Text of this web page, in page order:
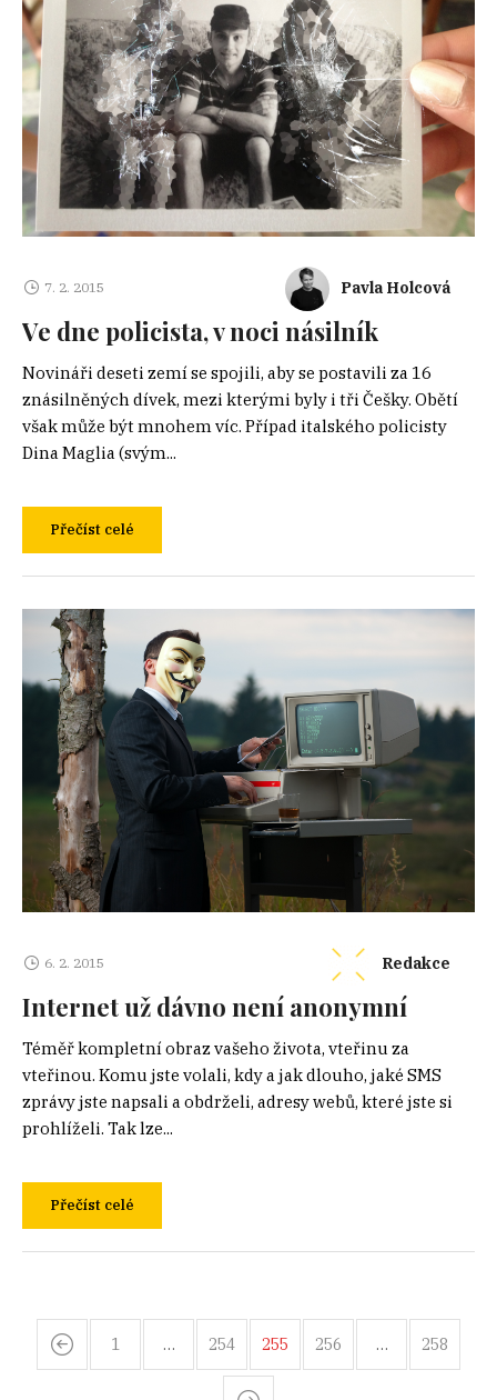
7. 2. 2015 Pavla Holcová
Ve dne policista, v noci násilník
Novináři deseti zemí se spojili, aby se postavili za 16
znásilněných dívek, mezi kterými byly i tři Češky. Obětí
však může být mnohem víc. Případ italského policisty
Dina Maglia (svým...
Přečíst celé
6. 2. 2015 Redakce
Internet už dávno není anonymní
Téměř kompletní obraz vašeho života, vteřinu za
vteřinou. Komu jste volali, kdy a jak dlouho, jaké SMS
zprávy jste napsali a obdrželi, adresy webů, které jste si
prohlíželi. Tak lze...
Přečíst celé
1 … 254 255 256 … 258